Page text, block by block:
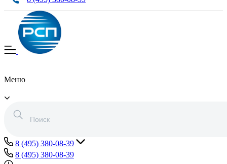
Меню
8 (495) 380-08-39
8 (495) 380-08-39